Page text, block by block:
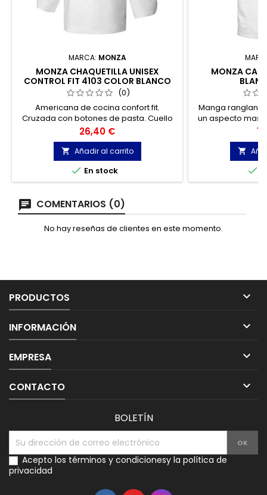
MARCA: MONZA
MONZA CHAQUETILLA UNISEX
CONTROL FIT 4103 COLOR BLANCO
TALLA XXL(0)
Americana de cocina confort fit.
Cruzada con botones de pasta. Cuello
mao y manga larga con puño vuelto.
Precio
26,40 €
 Añadir al carrito
 En stock
MONZA
Manga ranglan
un aspecto mas
ya que


COMENTARIOS (0)
No hay reseñas de clientes en este momento.
PRODUCTOS 
INFORMACIÓN 
EMPRESA 
CONTACTO 
BOLETÍN
Acepto los términos y condicionesy la política de
privacidad